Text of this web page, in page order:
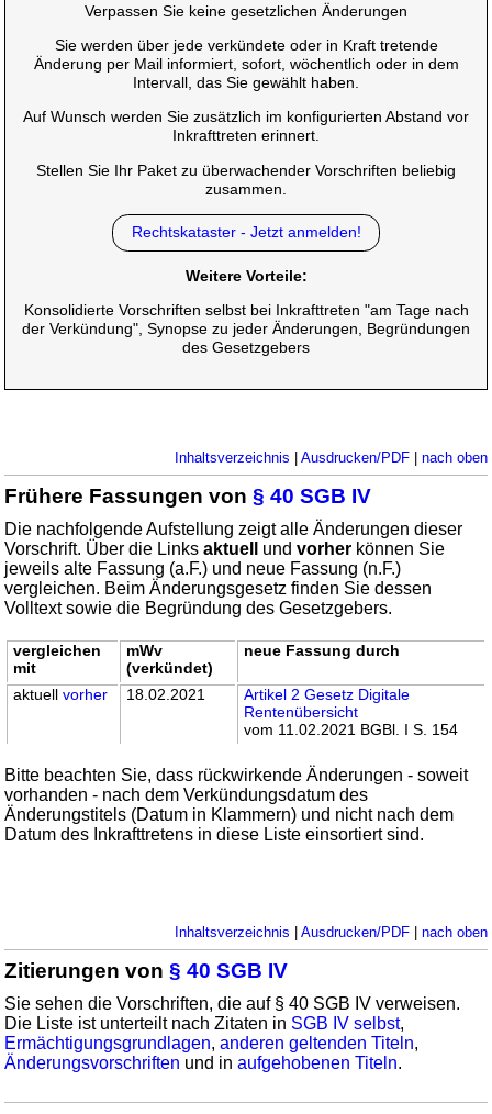
Verpassen Sie keine gesetzlichen Änderungen
Sie werden über jede verkündete oder in Kraft tretende
Änderung per Mail informiert, sofort, wöchentlich oder in dem
Intervall, das Sie gewählt haben.
Auf Wunsch werden Sie zusätzlich im konfigurierten Abstand vor
Inkrafttreten erinnert.
Stellen Sie Ihr Paket zu überwachender Vorschriften beliebig
zusammen.
Rechtskataster - Jetzt anmelden!
Weitere Vorteile:
Konsolidierte Vorschriften selbst bei Inkrafttreten "am Tage nach
der Verkündung", Synopse zu jeder Änderungen, Begründungen
des Gesetzgebers
Inhaltsverzeichnis Ausdrucken/PDF| nach oben
Frühere Fassungen von§ 40 SGB IV
Die nachfolgende Aufstellung zeigt alle Änderungen dieser
Vorschrift. Über die Linksaktuell undvorher können Sie
jeweils alte Fassung (a.F.) und neue Fassung (n.F.)
vergleichen. Beim Änderungsgesetz finden Sie dessen
Volltext sowie die Begründung des Gesetzgebers.
vergleichen
mit
mWv
(verkündet)
neue Fassung durch
aktuellvorher 18.02.2021
Artikel 2 Gesetz Digitale
Rentenübersicht
vom 11.02.2021 BGBl. I S. 154
Bitte beachten Sie, dass rückwirkende Änderungen - soweit
vorhanden - nach dem Verkündungsdatum des
Änderungstitels (Datum in Klammern) und nicht nach dem
Datum des Inkrafttretens in diese Liste einsortiert sind.
Inhaltsverzeichnis Ausdrucken/PDF| nach oben
Zitierungen von§ 40 SGB IV
Sie sehen die Vorschriften, die auf § 40 SGB IV verweisen.
Die Liste ist unterteilt nach Zitaten in SGB IV selbst,
Ermächtigungsgrundlagen,anderen geltenden Titeln,
Änderungsvorschriften und inaufgehobenen Titeln.